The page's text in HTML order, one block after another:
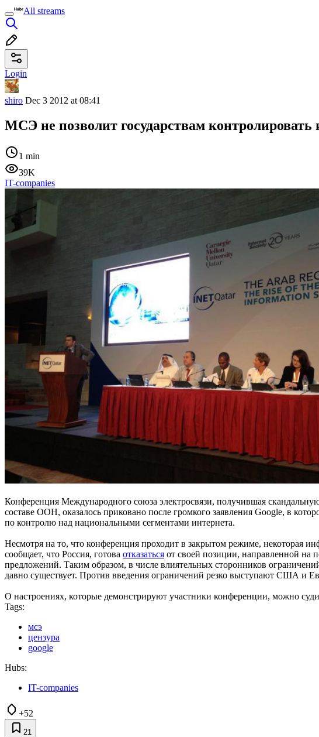
All streams
Login
shiro Dec 3 2012 at 08:41
МСЭ не позволит государствам контролировать
1 min
39K
IT-companies
Конференция Международного союза электросвязи, получившая
составе ООН, оказалось приковано после громкого заявления Google, в
по контролю над национальными сегментами интернета.
Несмотря на то, что конференция проходит в закрытом режиме, некоторая
сообщает, что Россия, готова отказаться от своей позиции, направленной на
предложений. Таким образом, в числе влиятельных сторонников
давно существует. Против введения ограничений резко выступают США и
О настроениях, которые демонстрируют участники конференции, можно
Tags:
мсэ
цензура
google
Hubs:
IT-companies
+52
21